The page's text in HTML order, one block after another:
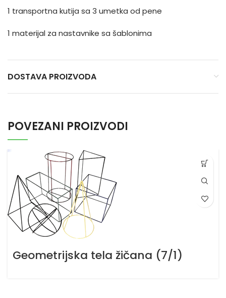
1 transportna kutija sa 3 umetka od pene
1 materijal za nastavnike sa šablonima
DOSTAVA PROIZVODA
POVEZANI PROIZVODI
Geometrijska tela žičana (7/1)